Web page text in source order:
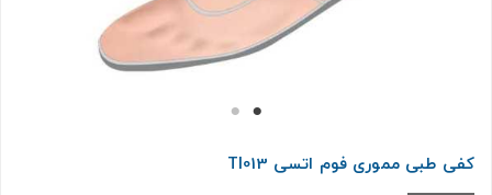
کفی طبی مموری فوم اتسی TI013